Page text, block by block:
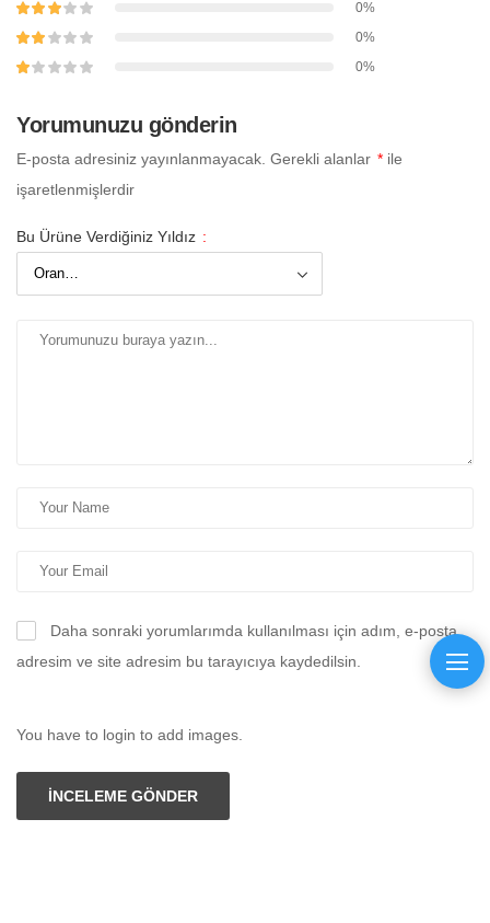
0%
0%
0%
Yorumunuzu gönderin
E-posta adresiniz yayınlanmayacak. Gerekli alanlar * ile
işaretlenmişlerdir
Bu Ürüne Verdiğiniz Yıldız :
Daha sonraki yorumlarımda kullanılması için adım, e-posta
adresim ve site adresim bu tarayıcıya kaydedilsin.
You have to login to add images.
İNCELEME GÖNDER